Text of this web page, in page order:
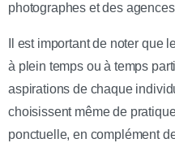
photographes et des
Il est important de noter que
à plein temps ou à temps
aspirations de chaque
choisissent même de
ponctuelle, en complément